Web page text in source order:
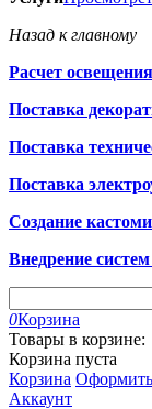
Назад к главному
Расчет освещения
Поставка
Поставка
Поставка
Создание
Внедрение
0Корзина
Товары в корзине:
Корзина пуста
Корзина Оформить
Аккаунт